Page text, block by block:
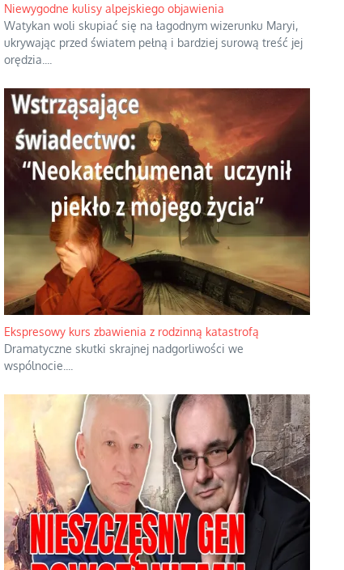
Niewygodne kulisy alpejskiego objawienia
Watykan woli skupiać się na łagodnym wizerunku Maryi,
ukrywając przed światem pełną i bardziej surową treść jej
orędzia.
Ekspresowy kurs zbawienia z rodzinną katastrofą
Dramatyczne skutki skrajnej nadgorliwości we
wspólnocie.